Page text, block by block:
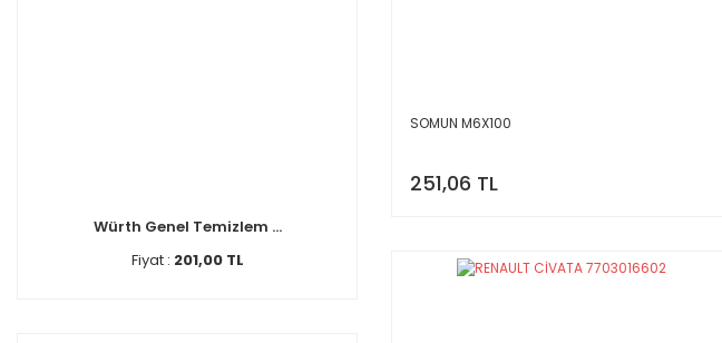
Würth Genel Temizlem ...
Fiyat : 201,00 TL
SOMUN M6X100
251,06 TL